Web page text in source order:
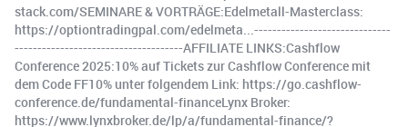
stack.com/SEMINARE & VORTRÄGE:Edelmetall-Masterclass:
https://optiontradingpal.com/edelmeta...------------------------------
-------------------------------------AFFILIATE LINKS:Cashflow
Conference 2025:10% auf Tickets zur Cashflow Conference mit
dem Code FF10% unter folgendem Link: https://go.cashflow-
conference.de/fundamental-financeLynx Broker:
https://www.lynxbroker.de/lp/a/fundamental-finance/?